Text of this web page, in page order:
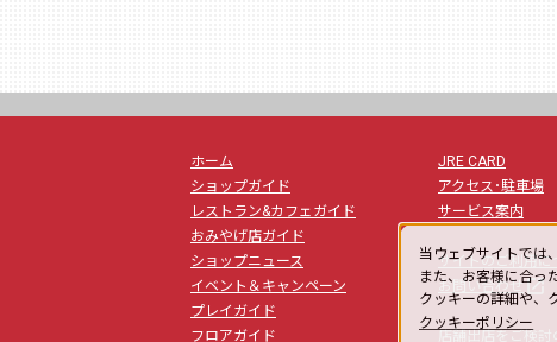
ホーム
ショップガイド
レストラン&カフェガイド
おみやげ店ガイド
ショップニュース
イベント＆キャンペーン
プレイガイド
フロアガイド
JRE CARD
アクセス･駐車場
サービス案内
サイトのご利用に
お問い合わせlaunch
店舗出店をご検討
当ウェブサイトでは
また、お客様に合っ
クッキーの詳細や、
クッキーポリシー